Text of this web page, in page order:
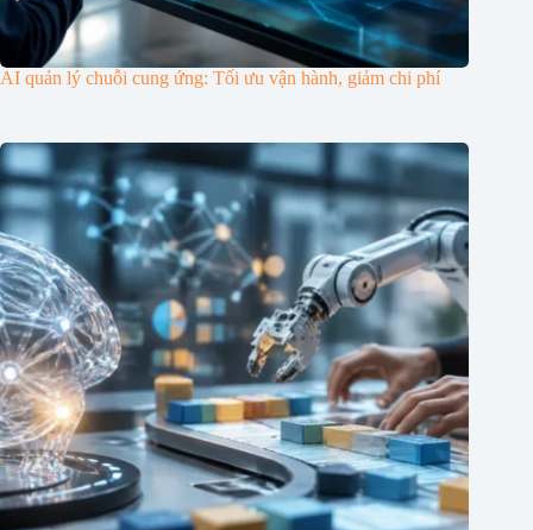
AI quản lý chuỗi cung ứng: Tối ưu vận hành, giảm chi phí